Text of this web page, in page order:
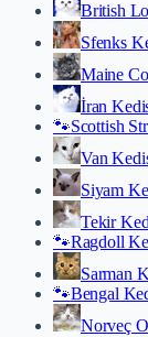
British
Sfenks
Maine
İran
🐾Scottish
Van
Siyam
Tekir
🐾Ragdoll
Sarman
🐾Bengal
Norveç